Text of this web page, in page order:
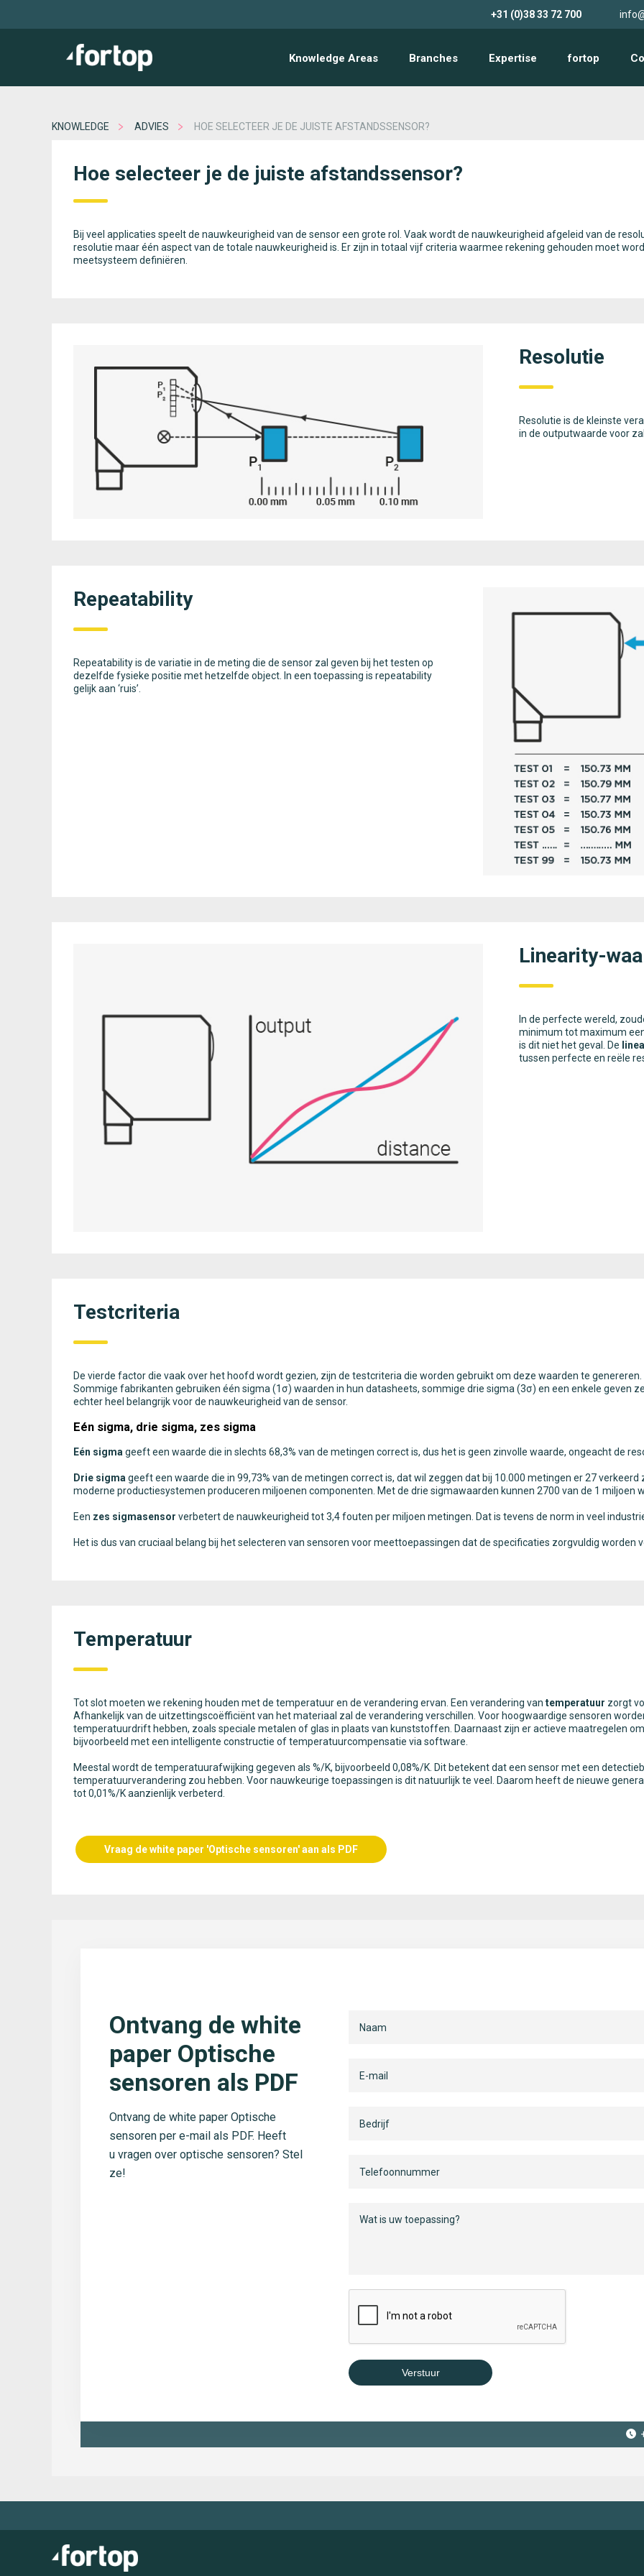
+31 (0)38 33 72 700
Knowledge Areas Branches Expertise fortop
KNOWLEDGE ADVIES HOE SELECTEER JE DE JUISTE AFSTANDSSENSOR?
Hoe selecteer je de juiste afstandssensor?
Bij veel applicaties speelt de nauwkeurigheid van de sensor een grote rol. Vaak wordt de nauwkeurigheid afgeleid van de
resolutie maar één aspect van de totale nauwkeurigheid is. Er zijn in totaal vijf criteria waarmee rekening gehouden moet
meetsysteem definiëren.
Resolutie
Resolutie is de kleinste
in de outputwaarde voor
Repeatability
Repeatability is de variatie in de meting die de sensor zal geven bij het testen op
dezelfde fysieke positie met hetzelfde object. In een toepassing is repeatability
gelijk aan ‘ruis’.
Linearity-
In de perfecte wereld,
minimum tot maximum
is dit niet het geval. De
tussen perfecte en reële
Testcriteria
De vierde factor die vaak over het hoofd wordt gezien, zijn de testcriteria die worden gebruikt om deze waarden te genereren.
Sommige fabrikanten gebruiken één sigma (1σ) waarden in hun datasheets, sommige drie sigma (3σ) en een enkele geven
echter heel belangrijk voor de nauwkeurigheid van de sensor.
Eén sigma, drie sigma, zes sigma
Eén sigma geeft een waarde die in slechts 68,3% van de metingen correct is, dus het is geen zinvolle waarde, ongeacht de
Drie sigma geeft een waarde die in 99,73% van de metingen correct is, dat wil zeggen dat bij 10.000 metingen er 27 verkeerd
moderne productiesystemen produceren miljoenen componenten. Met de drie sigmawaarden kunnen 2700 van de 1 miljoen
Een zes sigmasensor verbetert de nauwkeurigheid tot 3,4 fouten per miljoen metingen. Dat is tevens de norm in veel
Het is dus van cruciaal belang bij het selecteren van sensoren voor meettoepassingen dat de specificaties zorgvuldig worden
Temperatuur
Tot slot moeten we rekening houden met de temperatuur en de verandering ervan. Een verandering van temperatuur zorgt
Afhankelijk van de uitzettingscoëfficiënt van het materiaal zal de verandering verschillen. Voor hoogwaardige sensoren
temperatuurdrift hebben, zoals speciale metalen of glas in plaats van kunststoffen. Daarnaast zijn er actieve maatregelen
bijvoorbeeld met een intelligente constructie of temperatuurcompensatie via software.
Meestal wordt de temperatuurafwijking gegeven als %/K, bijvoorbeeld 0,08%/K. Dit betekent dat een sensor met een
temperatuurverandering zou hebben. Voor nauwkeurige toepassingen is dit natuurlijk te veel. Daarom heeft de nieuwe
tot 0,01%/K aanzienlijk verbeterd.
Vraag de white paper 'Optische sensoren' aan als PDF
Ontvang de white
paper Optische
sensoren als PDF
Ontvang de white paper Optische
sensoren per e-mail als PDF. Heeft
u vragen over optische sensoren? Stel
ze!
Verstuur